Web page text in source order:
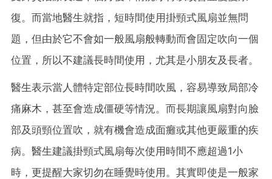
復。而當地醫生就指，短時間使用掛頸式風扇並無問
題，但由於它不會如一般風扇般轉動而會固定吹向一個
位置，所以不建議長時間使用，尤其是小朋友及長者。
醫生表示當人體特定部位長時間吹風，容易導致局部冷
痛麻木，甚至會造成僵硬等情況。而長期讓風扇對向臉
部及頭頸位置吹，就有機會造成面癱或其他更嚴重的疾
病。醫生建議掛頸式風扇每次使用時間不應超過1小
時，更提醒大家切勿在睡覺時使用。其實即使是一般家